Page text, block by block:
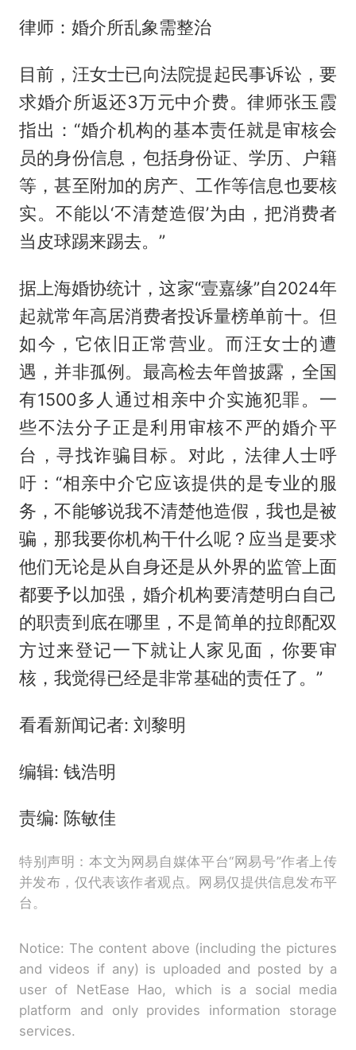
律师：婚介所乱象需整治
目前，汪女士已向法院提起民事诉讼，要
求婚介所返还3万元中介费。律师张玉霞
指出：“婚介机构的基本责任就是审核会
员的身份信息，包括身份证、学历、户籍
等，甚至附加的房产、工作等信息也要核
实。不能以‘不清楚造假’为由，把消费者
当皮球踢来踢去。”
据上海婚协统计，这家“壹嘉缘”自2024年
起就常年高居消费者投诉量榜单前十。但
如今，它依旧正常营业。而汪女士的遭
遇，并非孤例。最高检去年曾披露，全国
有1500多人通过相亲中介实施犯罪。一
些不法分子正是利用审核不严的婚介平
台，寻找诈骗目标。对此，法律人士呼
吁：“相亲中介它应该提供的是专业的服
务，不能够说我不清楚他造假，我也是被
骗，那我要你机构干什么呢？应当是要求
他们无论是从自身还是从外界的监管上面
都要予以加强，婚介机构要清楚明白自己
的职责到底在哪里，不是简单的拉郎配双
方过来登记一下就让人家见面，你要审
核，我觉得已经是非常基础的责任了。”
看看新闻记者: 刘黎明
编辑: 钱浩明
责编: 陈敏佳
特别声明：本文为网易自媒体平台“网易号”作者上传
并发布，仅代表该作者观点。网易仅提供信息发布平
台。
Notice: The content above (including the pictures
and videos if any) is uploaded and posted by a
user of NetEase Hao, which is a social media
platform and only provides information storage
services.